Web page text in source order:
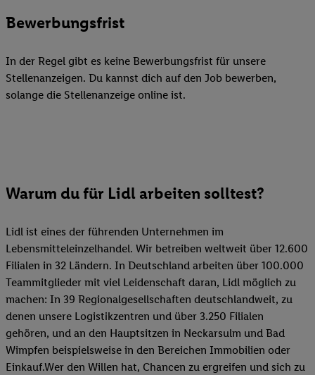
Bewerbungsfrist
In der Regel gibt es keine Bewerbungsfrist für unsere
Stellenanzeigen. Du kannst dich auf den Job bewerben,
solange die Stellenanzeige online ist.
Warum du für Lidl arbeiten solltest?
Lidl ist eines der führenden Unternehmen im
Lebensmitteleinzelhandel. Wir betreiben weltweit über 12.600
Filialen in 32 Ländern. In Deutschland arbeiten über 100.000
Teammitglieder mit viel Leidenschaft daran, Lidl möglich zu
machen: In 39 Regionalgesellschaften deutschlandweit, zu
denen unsere Logistikzentren und über 3.250 Filialen
gehören, und an den Hauptsitzen in Neckarsulm und Bad
Wimpfen beispielsweise in den Bereichen Immobilien oder
Einkauf.Wer den Willen hat, Chancen zu ergreifen und sich zu